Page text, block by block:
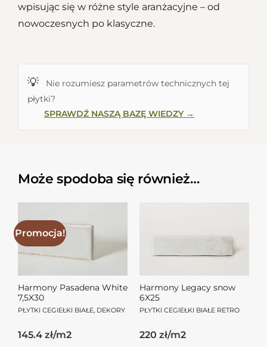
wpisując się w różne style aranżacyjne – od
nowoczesnych po klasyczne.
💡
Nie rozumiesz parametrów technicznych tej
płytki?
SPRAWDŹ NASZĄ BAZĘ WIEDZY →
Może spodoba się również…
Promocja!
Harmony Pasadena White
7,5X30
PŁYTKI CEGIEŁKI BIAŁE, DEKORY
Pierwotna
cena
Aktualna
cena
145.4 zł/m2
Harmony Legacy snow
6X25
PŁYTKI CEGIEŁKI BIAŁE RETRO
220 zł/m2